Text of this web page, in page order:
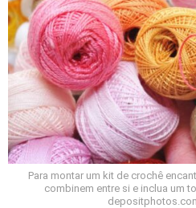
Para montar um kit de crochê
combinem entre si e inclua um